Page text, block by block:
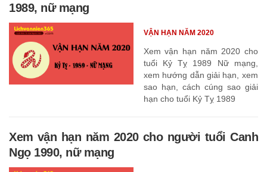
1989, nữ mạng
Xem vận hạn năm 2020 cho
tuổi Kỷ Tỵ 1989 Nữ mạng,
xem hướng dẫn giải hạn, xem
sao hạn, cách cúng sao giải
hạn cho tuổi Kỷ Tỵ 1989
VẬN HẠN NĂM 2020
Xem vận hạn năm 2020 cho người tuổi Canh
Ngọ 1990, nữ mạng